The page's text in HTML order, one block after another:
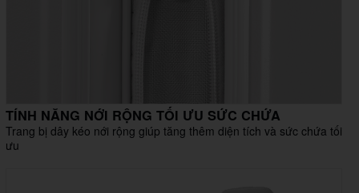
TÍNH NĂNG NỚI RỘNG TỐI ƯU SỨC CHỨA
Trang bị dây kéo nới rộng giúp tăng thêm diện tích và sức chứa tối
ưu